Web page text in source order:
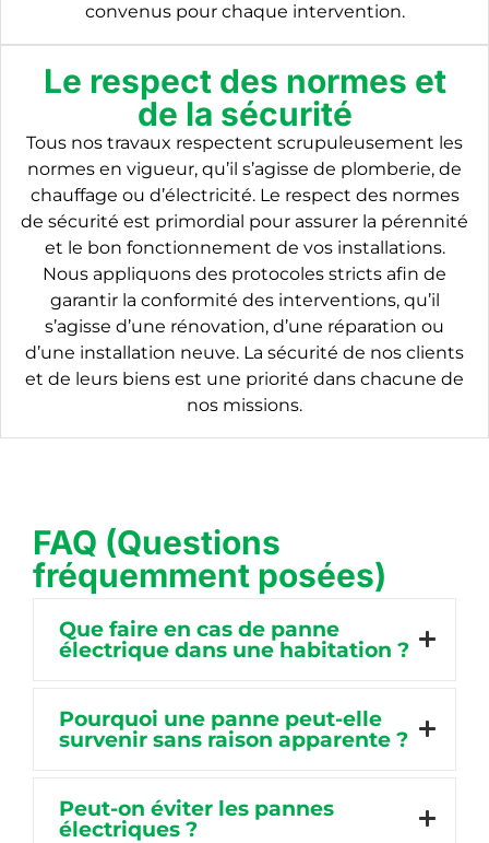
convenus pour chaque intervention.
Le respect des normes et
de la sécurité
Tous nos travaux respectent scrupuleusement les
normes en vigueur, qu’il s’agisse de plomberie, de
chauffage ou d’électricité. Le respect des normes
de sécurité est primordial pour assurer la pérennité
et le bon fonctionnement de vos installations.
Nous appliquons des protocoles stricts afin de
garantir la conformité des interventions, qu’il
s’agisse d’une rénovation, d’une réparation ou
d’une installation neuve. La sécurité de nos clients
et de leurs biens est une priorité dans chacune de
nos missions.
FAQ (Questions
fréquemment posées)
Que faire en cas de panne
électrique dans une habitation ?
Pourquoi une panne peut-elle
survenir sans raison apparente ?
Peut-on éviter les pannes
électriques ?